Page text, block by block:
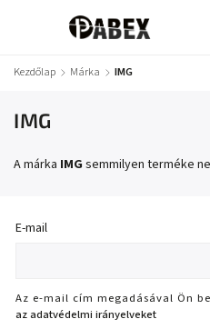
Kezdőlap / Márka / IMG
IMG
A márka IMG semmilyen terméke
E-mail
Az e-mail cím megadásával Ön
az adatvédelmi irányelveket